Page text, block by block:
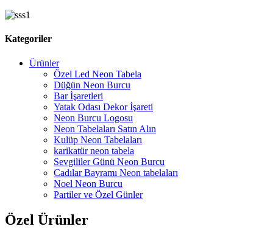
Kategoriler
Ürünler
Özel Led Neon Tabela
Düğün Neon Burcu
Bar İşaretleri
Yatak Odası Dekor İşareti
Neon Burcu Logosu
Neon Tabelaları Satın Alın
Kulüp Neon Tabelaları
karikatür neon tabela
Sevgililer Günü Neon Burcu
Cadılar Bayramı Neon tabelaları
Noel Neon Burcu
Partiler ve Özel Günler
Özel Ürünler